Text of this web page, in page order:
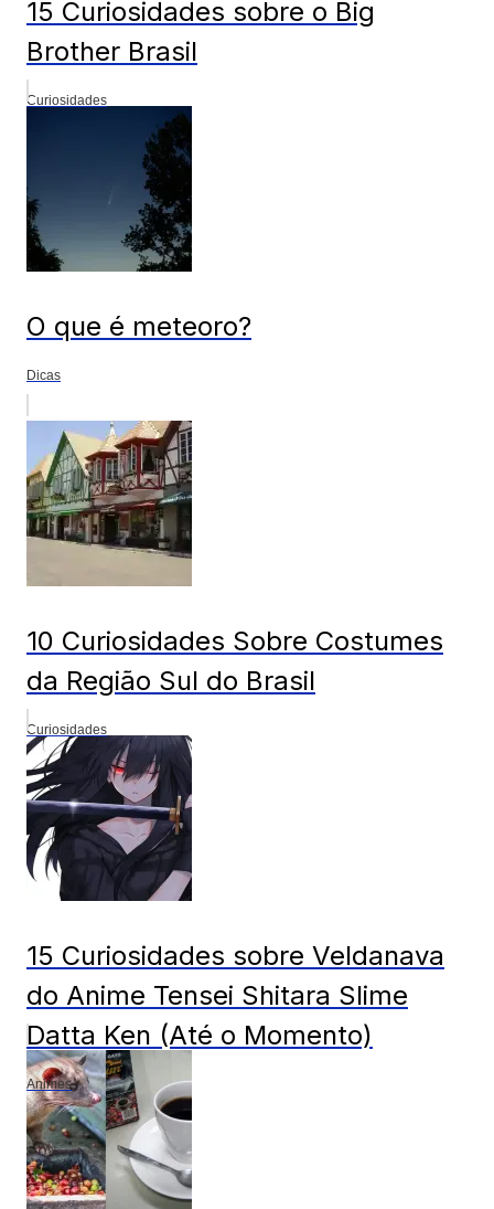
15 Curiosidades sobre o Big
Brother Brasil
Curiosidades
O que é meteoro?
Dicas
10 Curiosidades Sobre Costumes
da Região Sul do Brasil
Curiosidades
15 Curiosidades sobre Veldanava
do Anime Tensei Shitara Slime
Datta Ken (Até o Momento)
Animes